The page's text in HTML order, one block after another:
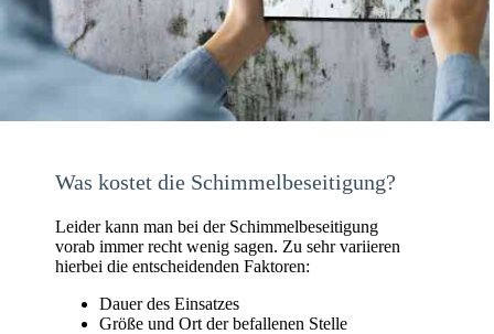
Was kostet die Schimmelbeseitigung?
Leider kann man bei der Schimmelbeseitigung
vorab immer recht wenig sagen. Zu sehr variieren
hierbei die entscheidenden Faktoren:
Dauer des Einsatzes
Größe und Ort der befallenen Stelle